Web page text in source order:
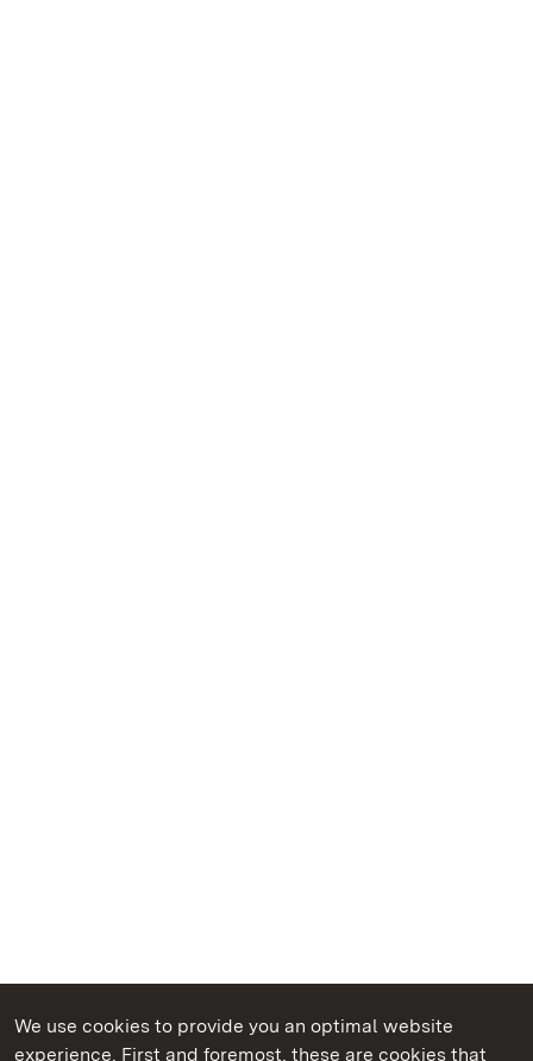
We use cookies to provide you an optimal website
experience. First and foremost, these are cookies that